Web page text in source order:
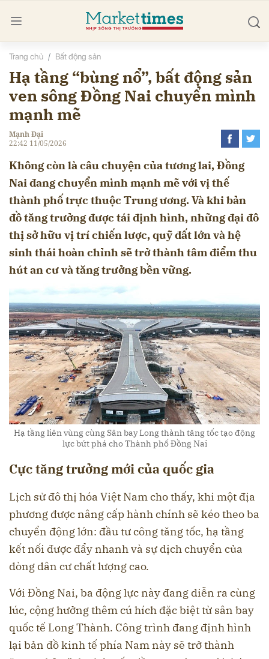
Trang chủ Bất động sản
Hạ tầng “bùng nổ”, bất động sản
ven sông Đồng Nai chuyển mình
mạnh mẽ
Mạnh Đại
22:42 11/05/2026
Không còn là câu chuyện của tương lai, Đồng
Nai đang chuyển mình mạnh mẽ với vị thế
thành phố trực thuộc Trung ương. Và khi bản
đồ tăng trưởng được tái định hình, những đại đô
thị sở hữu vị trí chiến lược, quỹ đất lớn và hệ
sinh thái hoàn chỉnh sẽ trở thành tâm điểm thu
hút an cư và tăng trưởng bền vững.
Hạ tầng liên vùng cùng Sân bay Long thành tăng tốc tạo động
lực bứt phá cho Thành phố Đồng Nai
Cực tăng trưởng mới của quốc gia
Lịch sử đô thị hóa Việt Nam cho thấy, khi một địa
phương được nâng cấp hành chính sẽ kéo theo ba
chuyển động lớn: đầu tư công tăng tốc, hạ tầng
kết nối được đẩy nhanh và sự dịch chuyển của
dòng dân cư chất lượng cao.
Với Đồng Nai, ba động lực này đang diễn ra cùng
lúc, cộng hưởng thêm cú hích đặc biệt từ sân bay
quốc tế Long Thành. Công trình đang định hình
lại bản đồ kinh tế phía Nam này sẽ trở thành
luận
Hủy